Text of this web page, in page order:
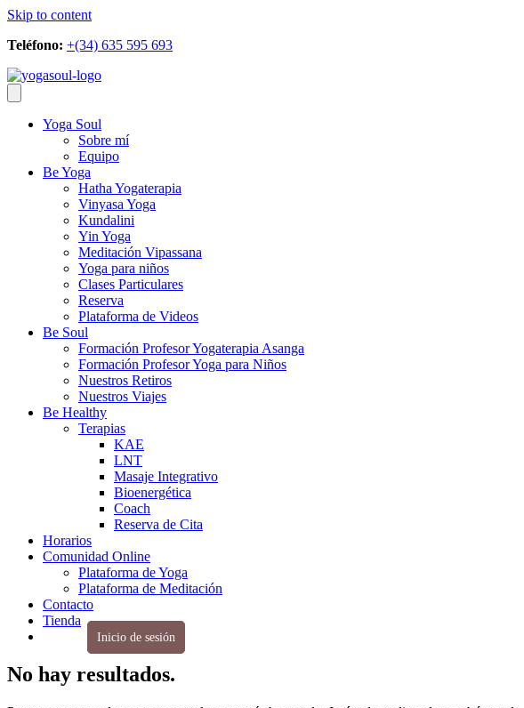
Skip to content
Teléfono: +(34) 635 595 693
Yoga Soul
Sobre mí
Equipo
Be Yoga
Hatha Yogaterapia
Vinyasa Yoga
Kundalini
Yin Yoga
Meditación Vipassana
Yoga para niños
Clases Particulares
Reserva
Plataforma de Videos
Be Soul
Formación Profesor Yogaterapia Asanga
Formación Profesor Yoga para Niños
Nuestros Retiros
Nuestros Viajes
Be Healthy
Terapias
KAE
LNT
Masaje Integrativo
Bioenergética
Coach
Reserva de Cita
Horarios
Comunidad Online
Plataforma de Yoga
Plataforma de Meditación
Contacto
Tienda
Inicio de sesión
No hay resultados.